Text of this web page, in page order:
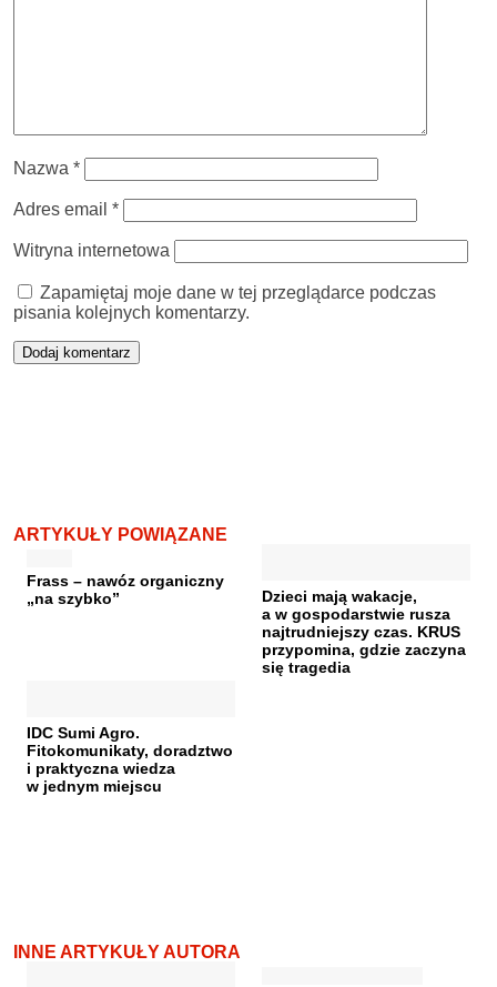
Nazwa *
Adres email *
Witryna internetowa
Zapamiętaj moje dane w tej przeglądarce podczas
pisania kolejnych komentarzy.
ARTYKUŁY POWIĄZANE
Frass – nawóz organiczny
„na szybko”
Dzieci mają wakacje,
a w gospodarstwie rusza
najtrudniejszy czas. KRUS
przypomina, gdzie zaczyna
się tragedia
IDC Sumi Agro.
Fitokomunikaty, doradztwo
i praktyczna wiedza
w jednym miejscu
INNE ARTYKUŁY AUTORA